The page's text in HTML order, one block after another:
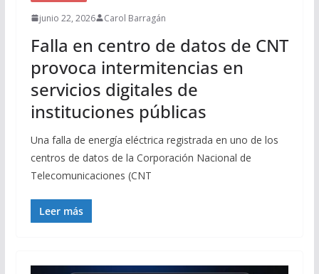
junio 22, 2026 Carol Barragán
Falla en centro de datos de CNT
provoca intermitencias en
servicios digitales de
instituciones públicas
Una falla de energía eléctrica registrada en uno de los
centros de datos de la Corporación Nacional de
Telecomunicaciones (CNT
Leer más